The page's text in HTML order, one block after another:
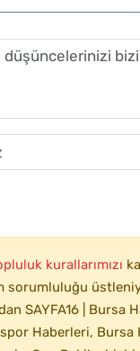
kurallarımızı
sorumluluğu
SAYFA16 | Bursa
Haberleri, Bursa